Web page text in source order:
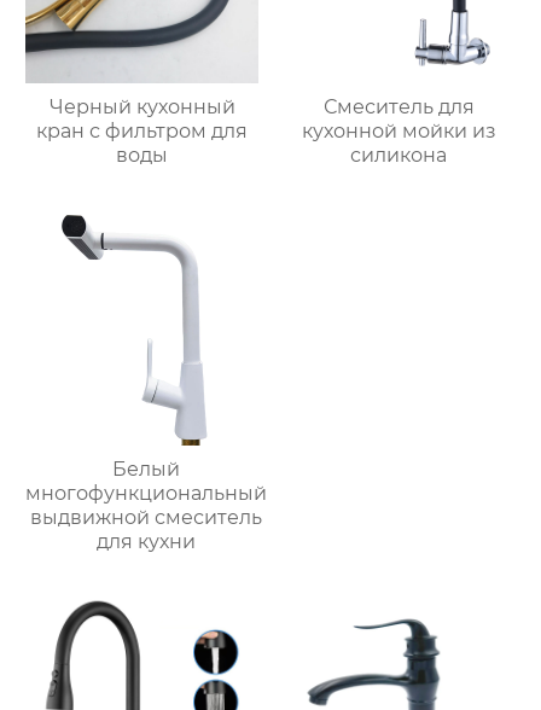
Черный кухонный
кран с фильтром для
воды
Смеситель для
кухонной мойки из
силикона
Белый
многофункциональный
выдвижной смеситель
для кухни